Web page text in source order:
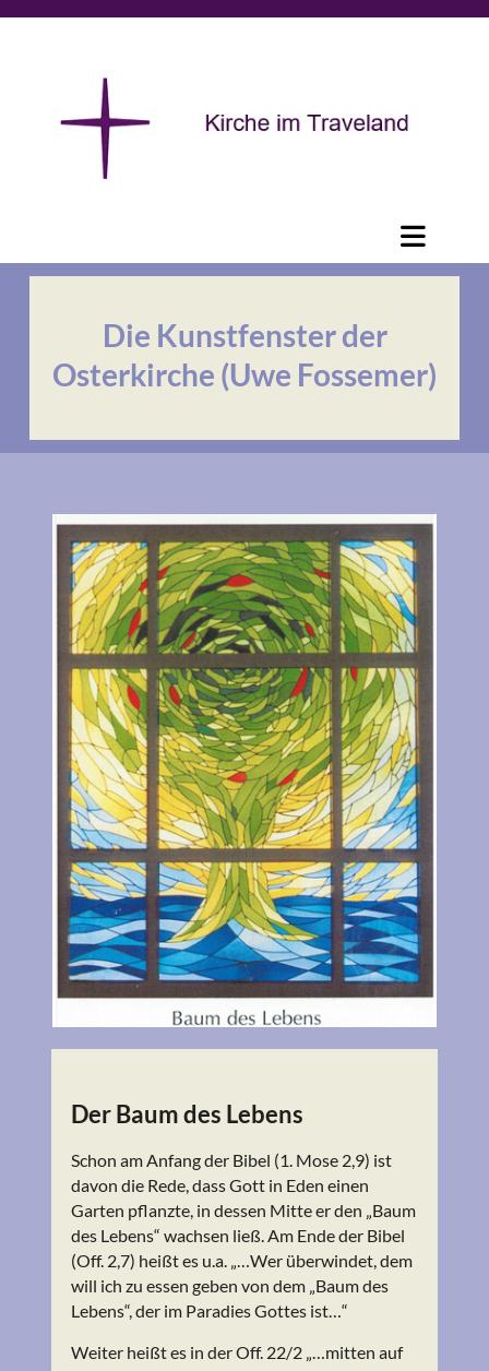
Die Kunstfenster der
Osterkirche (Uwe Fossemer)
Der Baum des Lebens
Schon am Anfang der Bibel (1. Mose 2,9) ist
davon die Rede, dass Gott in Eden einen
Garten pflanzte, in dessen Mitte er den „Baum
des Lebens“ wachsen ließ. Am Ende der Bibel
(Off. 2,7) heißt es u.a. „…Wer überwindet, dem
will ich zu essen geben von dem „Baum des
Lebens“, der im Paradies Gottes ist…“
Weiter heißt es in der Off. 22/2 „…mitten auf